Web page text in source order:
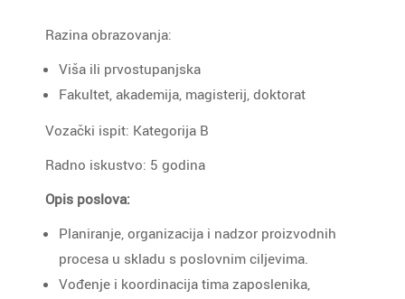
Razina obrazovanja:
Viša ili prvostupanjska
Fakultet, akademija, magisterij, doktorat
Vozački ispit: Kategorija B
Radno iskustvo: 5 godina
Opis poslova:
Planiranje, organizacija i nadzor proizvodnih
procesa u skladu s poslovnim ciljevima.
Vođenje i koordinacija tima zaposlenika,